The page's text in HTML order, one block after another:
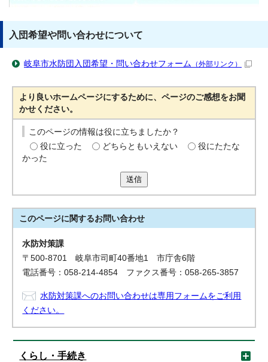
入団希望や問い合わせについて
岐阜市水防団入団希望・問い合わせフォーム （外部リンク）
より良いホームページにするために、ページのご感想をお聞
かせください。
このページの情報は役に立ちましたか？
役に立った
どちらともいえない
役にたたな
かった
送信
このページに関するお問い合わせ
水防対策課
〒500-8701 岐阜市司町40番地1 市庁舎6階
電話番号：058-214-4854 ファクス番号：058-265-3857
水防対策課へのお問い合わせは専用フォームをご利用
ください。
くらし・手続き